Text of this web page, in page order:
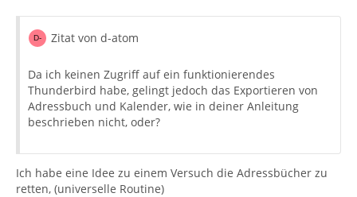
Zitat von d-atom
Da ich keinen Zugriff auf ein funktionierendes
Thunderbird habe, gelingt jedoch das Exportieren von
Adressbuch und Kalender, wie in deiner Anleitung
beschrieben nicht, oder?
Ich habe eine Idee zu einem Versuch die Adressbücher zu
retten, (universelle Routine)